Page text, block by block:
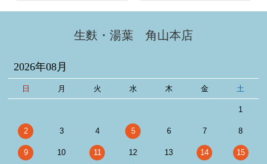
生麩・湯葉 角山本店
2026年08月
日 月 火 水 木 金 土
1
2 3 4 5 6 7 8
9 10 11 12 13 14 15